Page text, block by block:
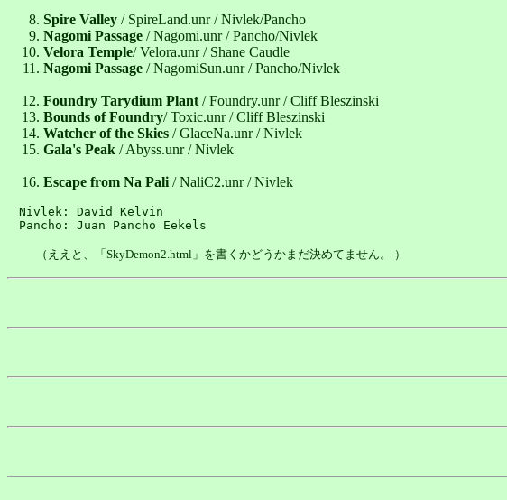
Spire Valley / SpireLand.unr / Nivlek/Pancho
Nagomi Passage / Nagomi.unr / Pancho/Nivlek
Velora Temple/ Velora.unr / Shane Caudle
Nagomi Passage / NagomiSun.unr / Pancho/Nivlek
Foundry Tarydium Plant / Foundry.unr / Cliff Bleszinski
Bounds of Foundry/ Toxic.unr / Cliff Bleszinski
Watcher of the Skies / GlaceNa.unr / Nivlek
Gala's Peak / Abyss.unr / Nivlek
Escape from Na Pali / NaliC2.unr / Nivlek
Nivlek: David Kelvin
（ええと、「SkyDemon2.html」を書くかどうかまだ決めてません。 ）